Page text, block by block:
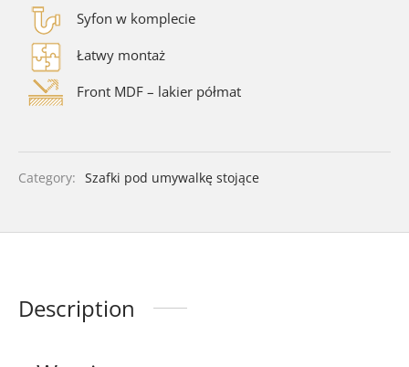
Syfon w komplecie
Łatwy montaż
Front MDF – lakier półmat
Category: Szafki pod umywalkę stojące
Description